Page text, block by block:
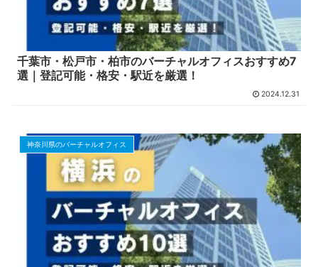
千葉市・松戸市・柏市のバーチャルオフィスおすすめ7
選｜登記可能・格安・駅近を厳選！
2024.12.31
神奈川県のバーチャルオフィス